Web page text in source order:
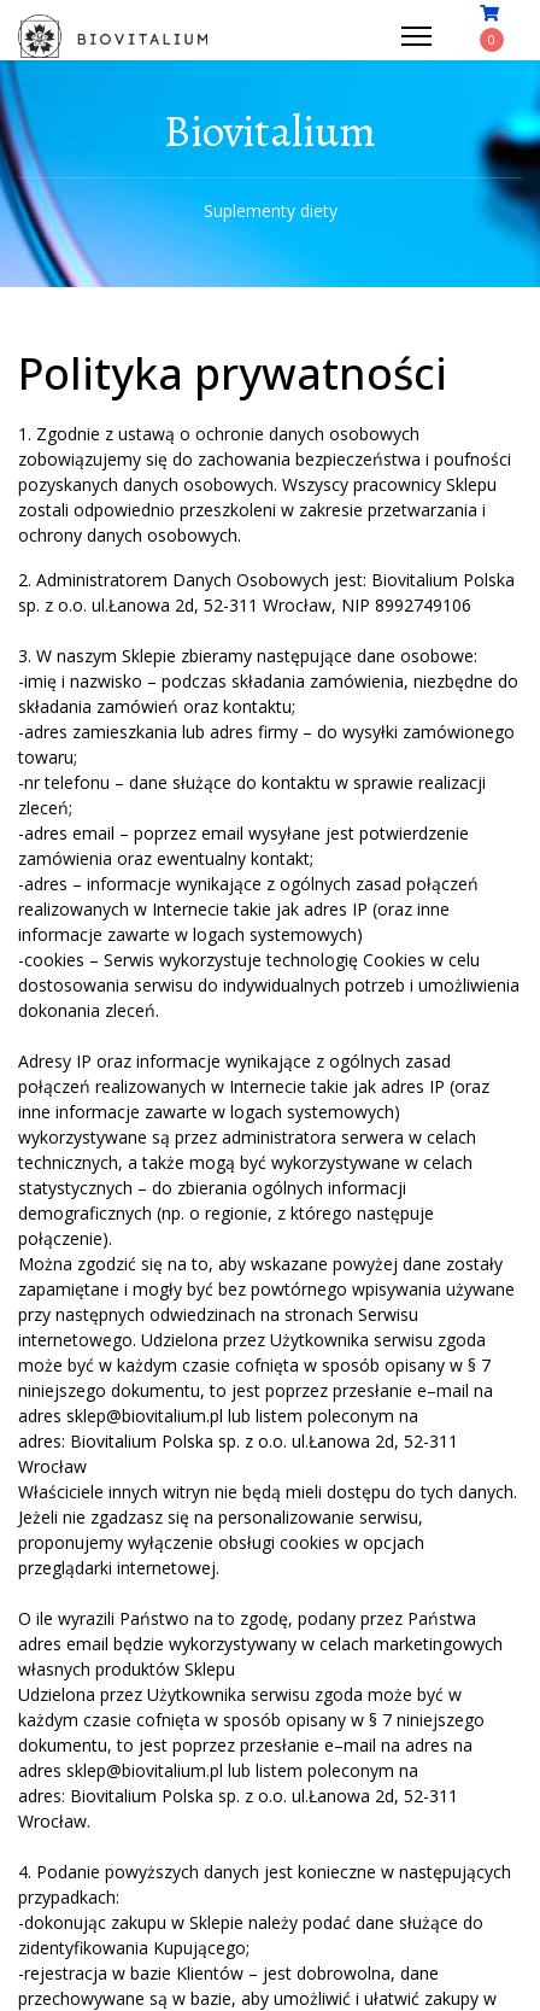
0
Biovitalium
Suplementy diety
Polityka prywatności
1. Zgodnie z ustawą o ochronie danych osobowych
zobowiązujemy się do zachowania bezpieczeństwa i poufności
pozyskanych danych osobowych. Wszyscy pracownicy Sklepu
zostali odpowiednio przeszkoleni w zakresie przetwarzania i
ochrony danych osobowych.
2. Administratorem Danych Osobowych jest: Biovitalium Polska
sp. z o.o. ul.Łanowa 2d, 52-311 Wrocław, NIP 8992749106
3. W naszym Sklepie zbieramy następujące dane osobowe:
-imię i nazwisko – podczas składania zamówienia, niezbędne do
składania zamówień oraz kontaktu;
-adres zamieszkania lub adres firmy – do wysyłki zamówionego
towaru;
-nr telefonu – dane służące do kontaktu w sprawie realizacji
zleceń;
-adres email – poprzez email wysyłane jest potwierdzenie
zamówienia oraz ewentualny kontakt;
-adres – informacje wynikające z ogólnych zasad połączeń
realizowanych w Internecie takie jak adres IP (oraz inne
informacje zawarte w logach systemowych)
-cookies – Serwis wykorzystuje technologię Cookies w celu
dostosowania serwisu do indywidualnych potrzeb i umożliwienia
dokonania zleceń.
Adresy IP oraz informacje wynikające z ogólnych zasad
połączeń realizowanych w Internecie takie jak adres IP (oraz
inne informacje zawarte w logach systemowych)
wykorzystywane są przez administratora serwera w celach
technicznych, a także mogą być wykorzystywane w celach
statystycznych – do zbierania ogólnych informacji
demograficznych (np. o regionie, z którego następuje
połączenie).
Można zgodzić się na to, aby wskazane powyżej dane zostały
zapamiętane i mogły być bez powtórnego wpisywania używane
przy następnych odwiedzinach na stronach Serwisu
internetowego. Udzielona przez Użytkownika serwisu zgoda
może być w każdym czasie cofnięta w sposób opisany w § 7
niniejszego dokumentu, to jest poprzez przesłanie e–mail na
adres sklep@biovitalium.pl lub listem poleconym na
adres: Biovitalium Polska sp. z o.o. ul.Łanowa 2d, 52-311
Wrocław
Właściciele innych witryn nie będą mieli dostępu do tych danych.
Jeżeli nie zgadzasz się na personalizowanie serwisu,
proponujemy wyłączenie obsługi cookies w opcjach
przeglądarki internetowej.
O ile wyrazili Państwo na to zgodę, podany przez Państwa
adres e­mail będzie wykorzystywany w celach marketingowych
własnych produktów Sklepu
Udzielona przez Użytkownika serwisu zgoda może być w
każdym czasie cofnięta w sposób opisany w § 7 niniejszego
dokumentu, to jest poprzez przesłanie e–mail na adres na
adres sklep@biovitalium.pl lub listem poleconym na
adres: Biovitalium Polska sp. z o.o. ul.Łanowa 2d, 52-311
Wrocław.
4. Podanie powyższych danych jest konieczne w następujących
przypadkach:
-dokonując zakupu w Sklepie należy podać dane służące do
zidentyfikowania Kupującego;
-rejestracja w bazie Klientów – jest dobrowolna, dane
przechowywane są w bazie, aby umożliwić i ułatwić zakupy w